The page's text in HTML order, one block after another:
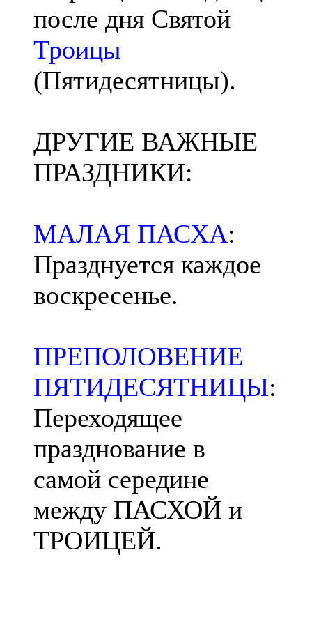
после дня Святой
Троицы
(Пятидесятницы).
ДРУГИЕ ВАЖНЫЕ
ПРАЗДНИКИ:
МАЛАЯ ПАСХА:
Празднуется каждое
воскресенье.
ПРЕПОЛОВЕНИЕ
ПЯТИДЕСЯТНИЦЫ:
Переходящее
празднование в
самой середине
между ПАСХОЙ и
ТРОИЦЕЙ.